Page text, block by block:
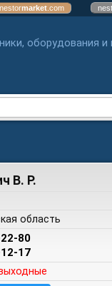
nestormarket .com
оборудования и
В. Р.
область
80
17